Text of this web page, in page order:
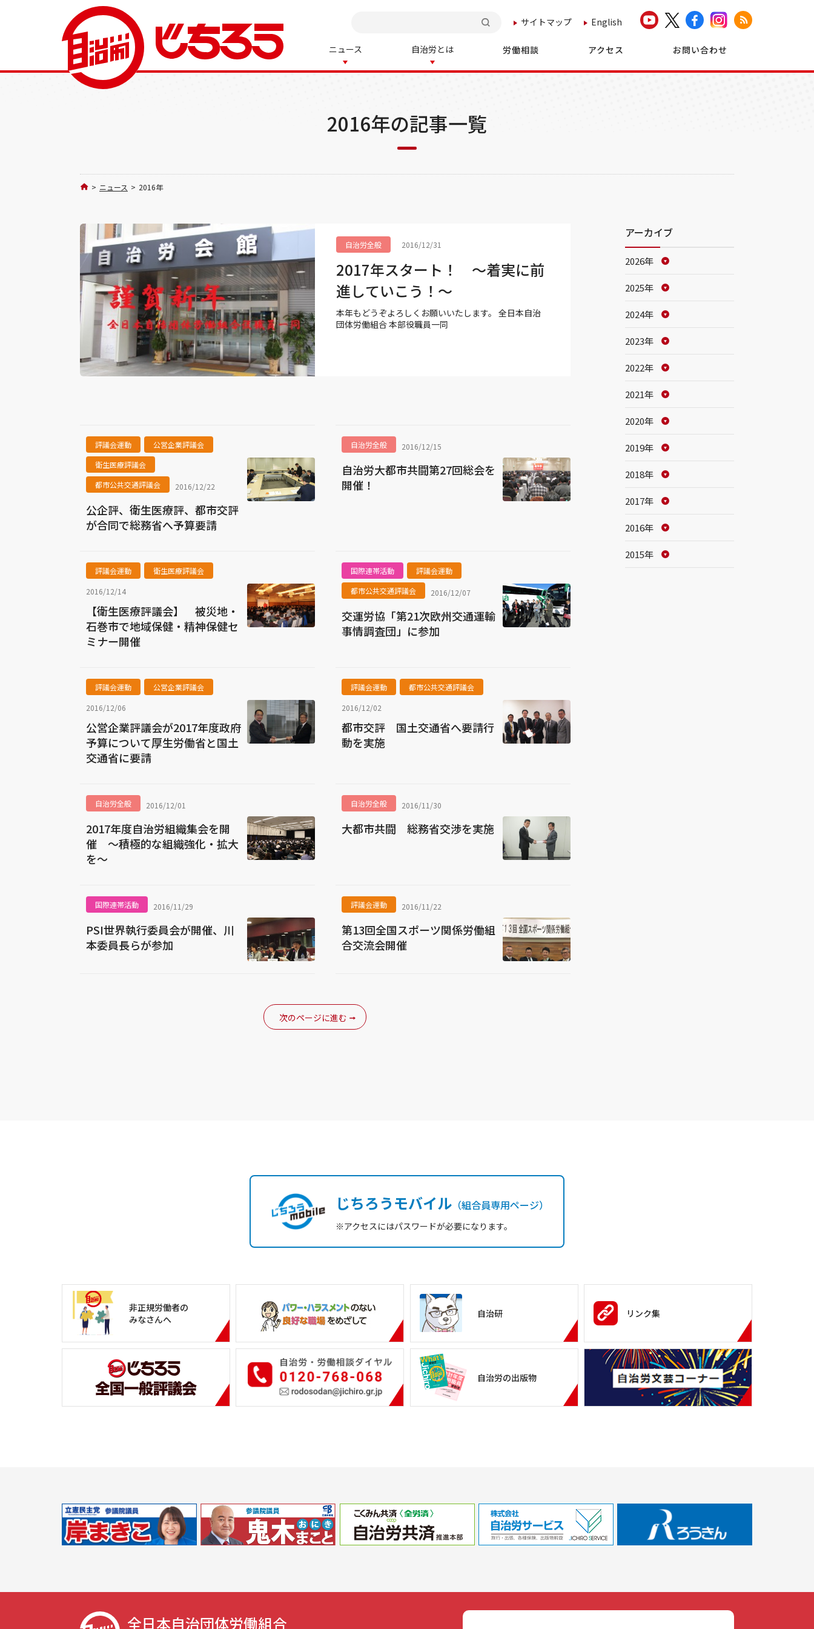
検索 サイトマップ English
ニュース 自治労とは 労働相談 アクセス お問い合わせ
2016年の記事一覧
> ニュース > 2016年
自治労全般 2016/12/31
2017年スタート！ ～着実に前
進していこう！～
本年もどうぞよろしくお願いいたします。 全日本自治
団体労働組合 本部役職員一同
評議会運動
公営企業評議会
衛生医療評議会
都市公共交通評議会
2016/12/22
公企評、衛生医療評、都市交評
が合同で総務省へ予算要請
自治労全般 2016/12/15
自治労大都市共闘第27回総会を
開催！
評議会運動
衛生医療評議会
2016/12/14
【衛生医療評議会】 被災地・
石巻市で地域保健・精神保健セ
ミナー開催
国際連帯活動
評議会運動
都市公共交通評議会
2016/12/07
交運労協「第21次欧州交通運輸
事情調査団」に参加
評議会運動
公営企業評議会
2016/12/06
公営企業評議会が2017年度政府
予算について厚生労働省と国土
交通省に要請
評議会運動
都市公共交通評議会
2016/12/02
都市交評 国土交通省へ要請行
動を実施
自治労全般 2016/12/01
2017年度自治労組織集会を開
催 ～積極的な組織強化・拡大
を～
自治労全般 2016/11/30
大都市共闘 総務省交渉を実施
国際連帯活動 2016/11/29
PSI世界執行委員会が開催、川
本委員長らが参加
評議会運動 2016/11/22
第13回全国スポーツ関係労働組
合交流会開催
次のページに進む
アーカイブ
2026年
2025年
2024年
2023年
2022年
2021年
2020年
2019年
2018年
2017年
2016年
2015年
じちろうモバイル（組合員専用ページ）
※アクセスにはパスワードが必要になります。
非正規労働者の
みなさんへ
自治研 リンク集
自治労の出版物
全日本自治団体労働組合